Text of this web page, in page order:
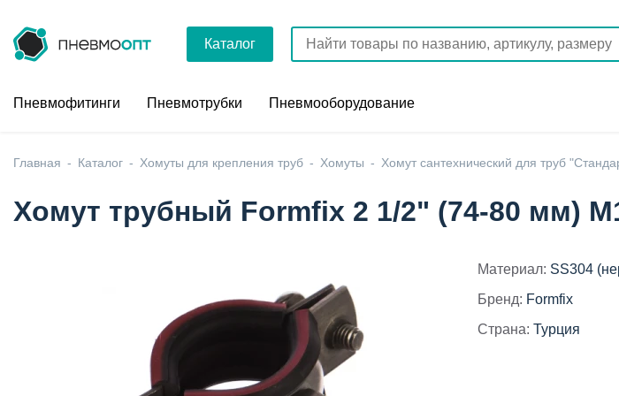
Каталог
Пневмофитинги Пневмотрубки Пневмооборудование
Главная Каталог Хомуты для крепления труб Хомуты Хомут сантехнический для труб
Хомут трубный Formfix 2 1/2" (74-80 мм)
Материал: SS304
Бренд: Formfix
Страна: Турция